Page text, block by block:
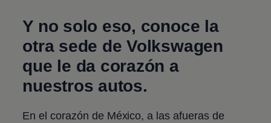
Y no solo eso, conoce la
otra sede de Volkswagen
que le da corazón a
nuestros autos.
En el corazón de México, a las afueras de